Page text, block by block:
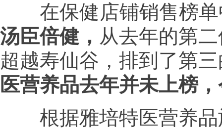
在保健店铺销售榜单
汤臣倍健， 从去年的第
超越寿仙谷，排到了第
医营养品去年并未上榜
根据雅培特医营养品